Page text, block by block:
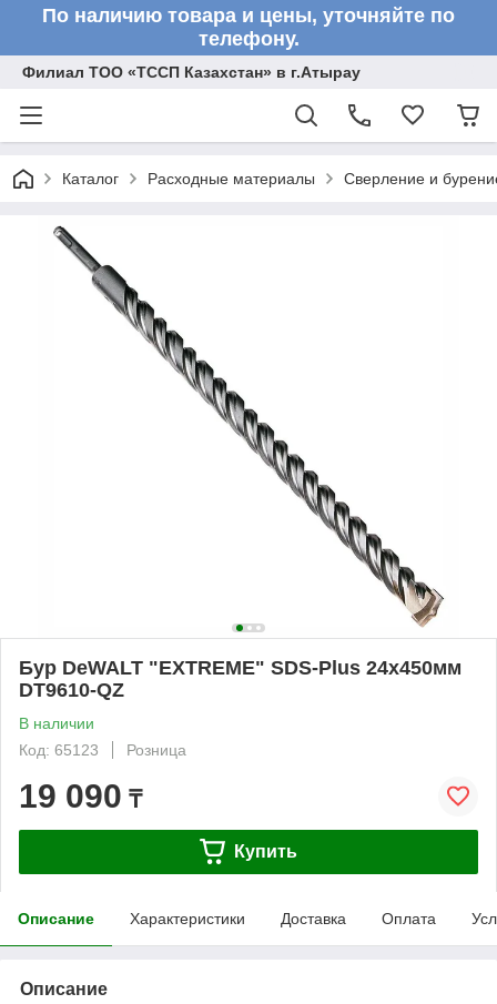
По наличию товара и цены, уточняйте по
телефону.
Филиал ТОО «ТССП Казахстан» в г.Атырау
Каталог Расходные материалы Сверление и
Бур DeWALT "EXTREME" SDS-Plus 24х450мм
DT9610-QZ
В наличии
Код: 65123
Розница
19 090 ₸
Купить
Описание Характеристики Доставка Оплата
Описание